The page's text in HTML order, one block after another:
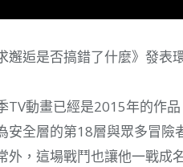
邂逅是否搞錯了什麼》發表
TV動畫已經是2015年的作
安全層的第18層與眾多冒險
外，這場戰鬥也讓他一戰成